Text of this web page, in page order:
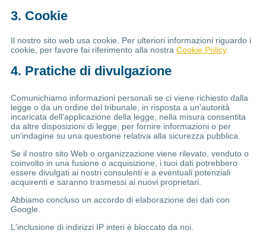
3. Cookie
Il nostro sito web usa cookie. Per ulteriori informazioni riguardo i
cookie, per favore fai riferimento alla nostra Cookie Policy.
4. Pratiche di divulgazione
Comunichiamo informazioni personali se ci viene richiesto dalla
legge o da un ordine del tribunale, in risposta a un'autorità
incaricata dell'applicazione della legge, nella misura consentita
da altre disposizioni di legge, per fornire informazioni o per
un'indagine su una questione relativa alla sicurezza pubblica.
Se il nostro sito Web o organizzazione viene rilevato, venduto o
coinvolto in una fusione o acquisizione, i tuoi dati potrebbero
essere divulgati ai nostri consulenti e a eventuali potenziali
acquirenti e saranno trasmessi ai nuovi proprietari.
Abbiamo concluso un accordo di elaborazione dei dati con
Google.
L'inclusione di indirizzi IP interi è bloccato da noi.